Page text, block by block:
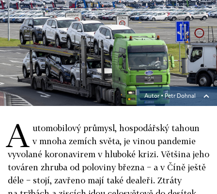
Autor ▪Petr Dohnal
A utomobilový průmysl, hospodářský tahoun
v mnoha zemích světa, je vinou pandemie
vyvolané koronavirem v hluboké krizi. Většina jeho
továren zhruba od poloviny března − a v Číně ještě
déle − stojí, zavřeno mají také dealeři. Ztráty